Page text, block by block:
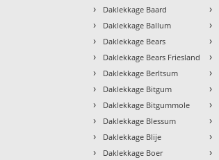
› Daklekkage Baard
› Daklekkage Ballum
› Daklekkage Bears
› Daklekkage Bears Friesland
› Daklekkage Berltsum
› Daklekkage Bitgum
› Daklekkage Bitgummole
› Daklekkage Blessum
› Daklekkage Blije
› Daklekkage Boer
›
›
›
›
›
›
›
›
›
›